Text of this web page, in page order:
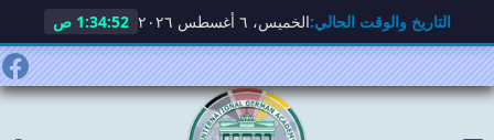
التاريخ والوقت الحالي:الخميس، ٦ أغسطس ٢٠٢٦ 1:34:52 ص
التجاوز
إلى
المحتوى